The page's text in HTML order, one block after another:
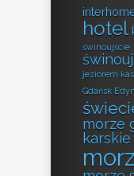
hotel
świnoujście
jeziorem
Gdańsk
morze
karskie